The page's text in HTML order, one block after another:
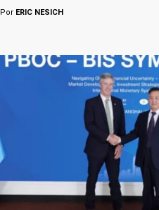
Por ERIC NESICH